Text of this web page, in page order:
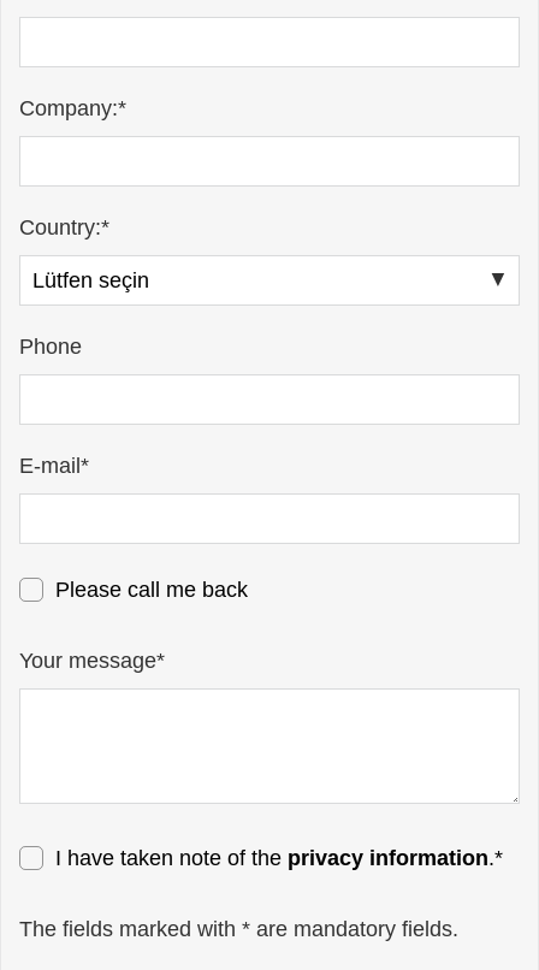
Company:*
Country:*
Phone
E-mail*
Please call me back
Your message*
I have taken note of the privacy information.*
The fields marked with * are mandatory fields.